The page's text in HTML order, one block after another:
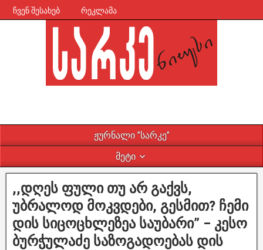
ჩვენ შესახებ რეკლამა
ჟურნალი ”სარკე”
მეტი
,,დღეს ფული თუ არ გაქვს,
უბრალოდ მოკვდები, გესმით? ჩემი
დის სიცოცხლეზეა საუბარი” – კესო
ბურჭულაძე საზოგადოებას დის